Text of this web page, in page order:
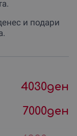
и подари
4030ден
7000ден